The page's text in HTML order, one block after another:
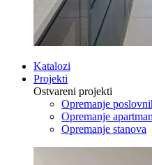
Katalozi
Projekti
Ostvareni projekti
Opremanje
Opremanje
Opremanje stanova